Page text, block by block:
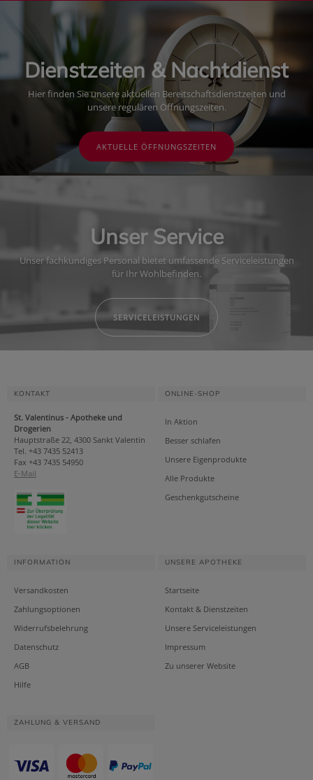
Dienstzeiten & Nachtdienst
Hier finden Sie unsere aktuellen Bereitschaftsdienstzeiten und
unsere regulären Öffnungszeiten.
AKTUELLE ÖFFNUNGSZEITEN
Unser Service
Unser fachkundiges Personal bietet umfassende Serviceleistungen
für Ihr Wohlbefinden.
SERVICELEISTUNGEN
KONTAKT
St. Valentinus - Apotheke und
Drogerien
Hauptstraße 22, 4300 Sankt Valentin
Tel. +43 7435 52413
Fax +43 7435 54950
E-Mail
ONLINE-SHOP
In Aktion
Besser schlafen
Unsere Eigenprodukte
Alle Produkte
Geschenkgutscheine
INFORMATION
Versandkosten
Zahlungsoptionen
Widerrufsbelehrung
Datenschutz
AGB
Hilfe
UNSERE APOTHEKE
Startseite
Kontakt & Dienstzeiten
Unsere Serviceleistungen
Impressum
Zu unserer Website
ZAHLUNG & VERSAND